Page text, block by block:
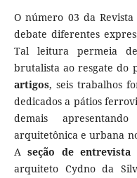
O número 03 da
debate diferentes
Tal leitura permeia
brutalista ao resgate do
artigos, seis trabalhos
dedicados a pátios
demais
arquitetônica e urbana
Aseção de entrevista
arquiteto Cydno da